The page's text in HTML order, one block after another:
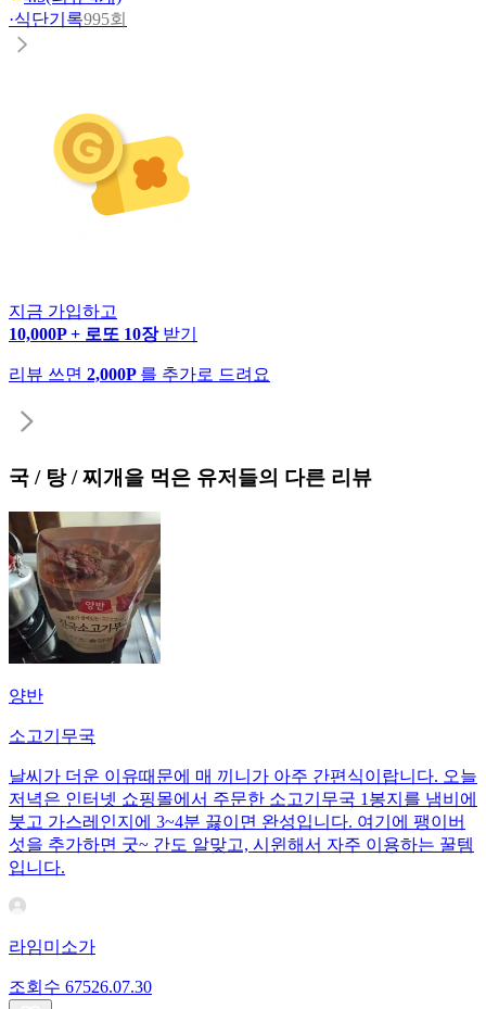
·식단기록995회
지금 가입하고
10,000P + 로또 10장 받기
리뷰 쓰면 2,000P 를 추가로 드려요
국 / 탕 / 찌개 을 먹은 유저들의 다른 리뷰
양반
소고기무국
날씨가 더운 이유때문에 매 끼니가 아주 간편식이랍니다. 오늘
저녁은 인터넷 쇼핑몰에서 주문한 소고기무국 1봉지를 냄비에
붓고 가스레인지에 3~4분 끓이면 완성입니다. 여기에 팽이버
섯을 추가하면 굿~ 간도 알맞고, 시윈해서 자주 이용하는 꿀템
입니다.
라임미소가
조회수 67526.07.30